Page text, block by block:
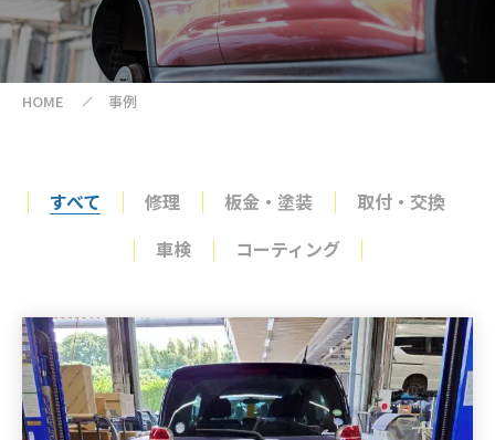
HOME 事例
すべて 修理 板金・塗装
取付・交換
車検
コーティング